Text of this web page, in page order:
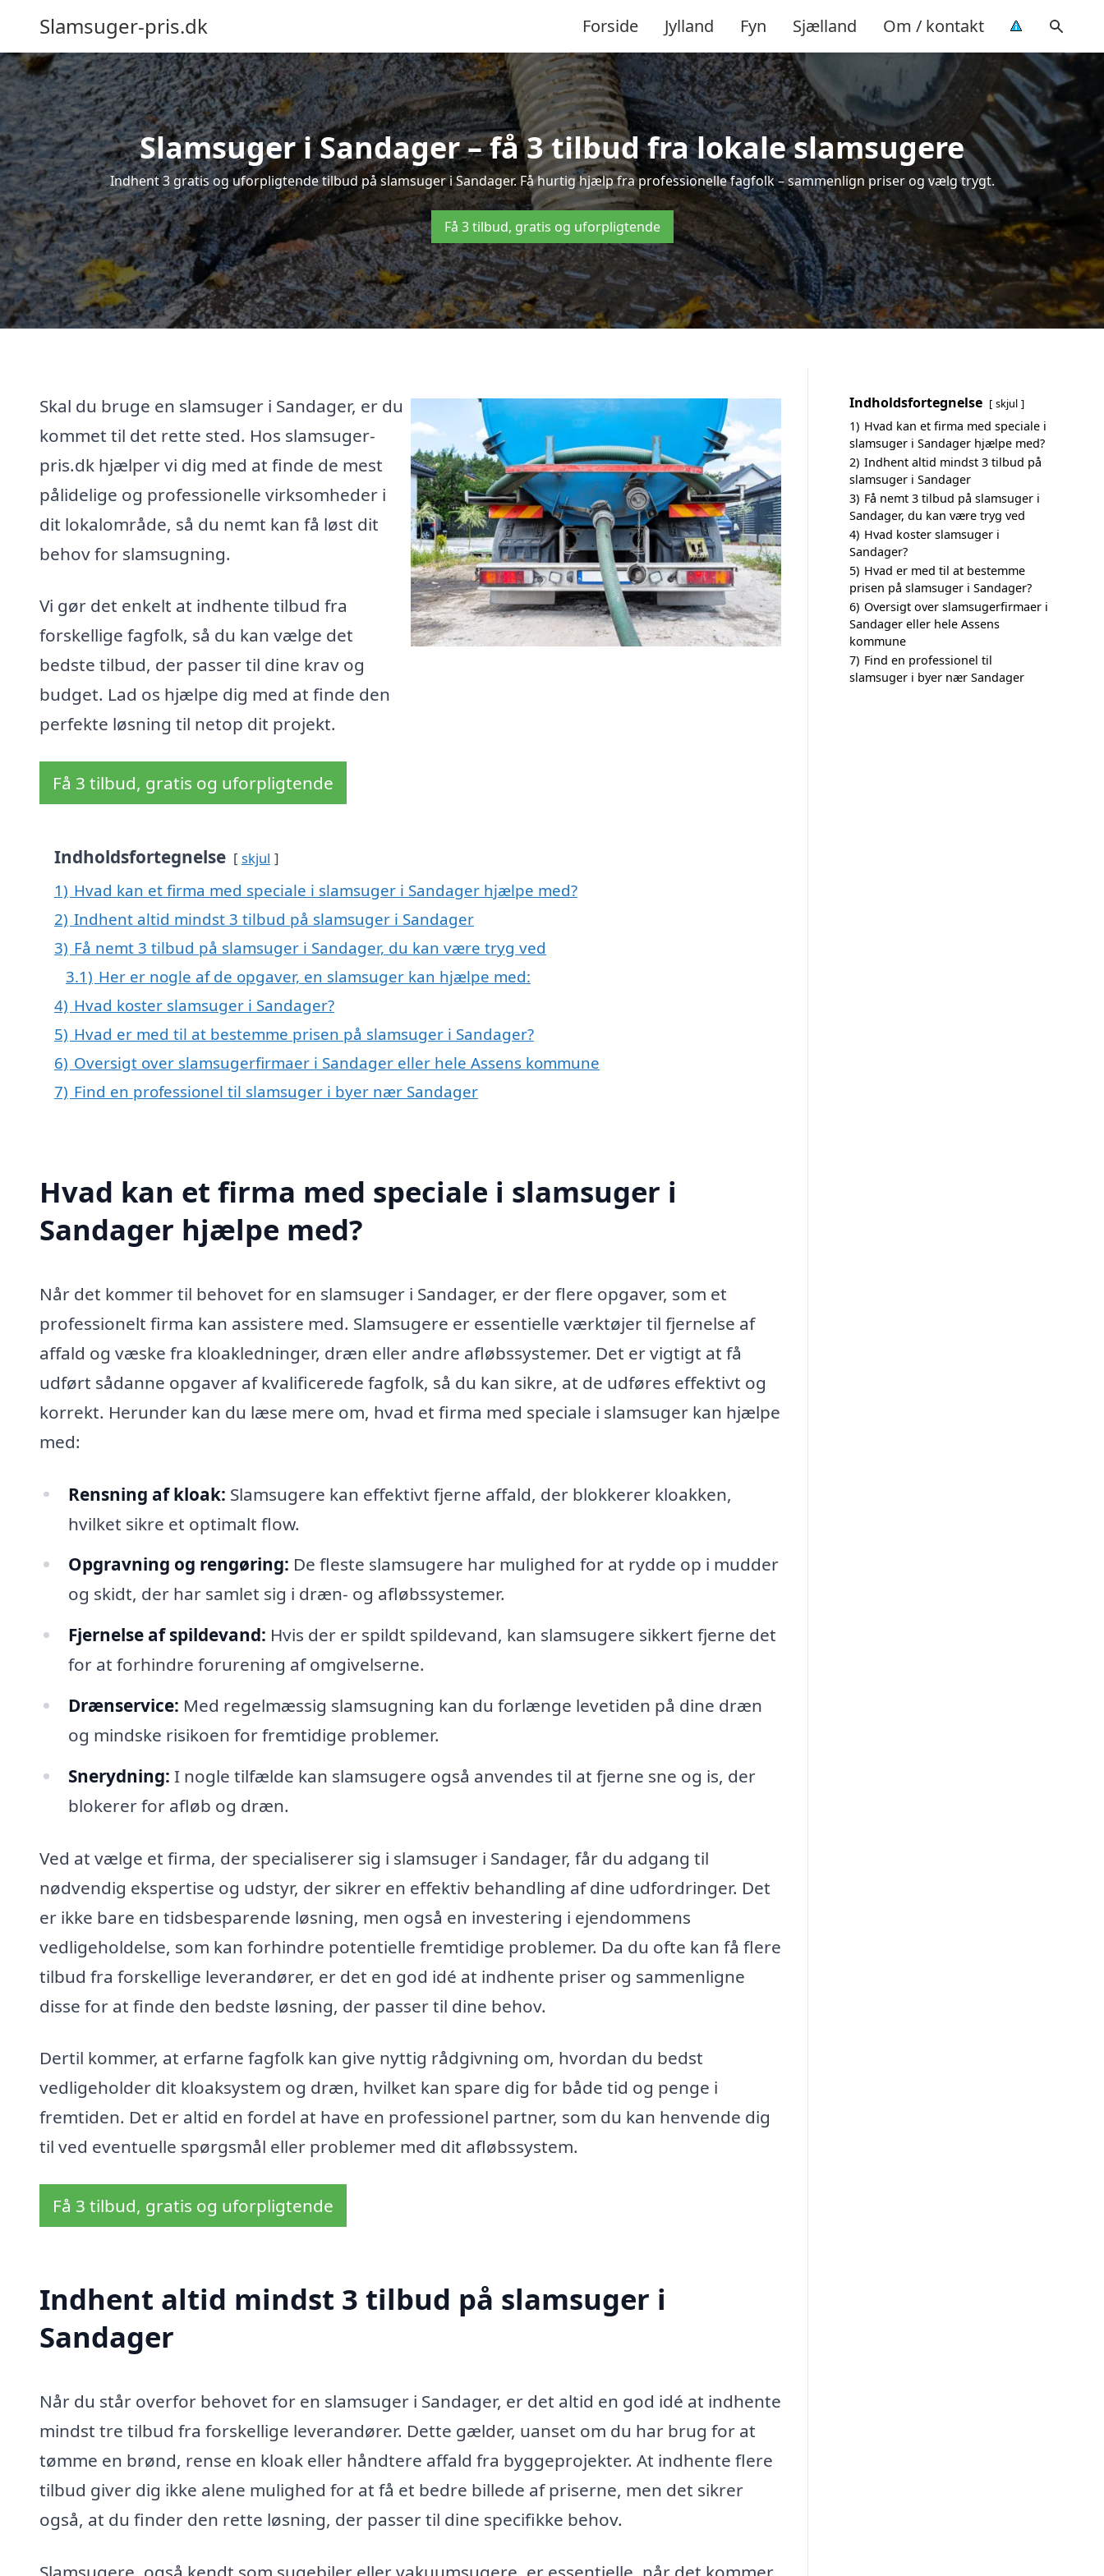
Slamsuger-pris.dk Forside Jylland Fyn Sjælland Om / kontakt
Slamsuger i Sandager – få 3 tilbud fra lokale slamsugere
Indhent 3 gratis og uforpligtende tilbud på slamsuger i Sandager. Få hurtig hjælp fra professionelle fagfolk – sammenlign priser og vælg trygt.
Få 3 tilbud, gratis og uforpligtende
Skal du bruge en slamsuger i Sandager, er du
kommet til det rette sted. Hos slamsuger-
pris.dk hjælper vi dig med at finde de mest
pålidelige og professionelle virksomheder i
dit lokalområde, så du nemt kan få løst dit
behov for slamsugning.
Vi gør det enkelt at indhente tilbud fra
forskellige fagfolk, så du kan vælge det
bedste tilbud, der passer til dine krav og
budget. Lad os hjælpe dig med at finde den
perfekte løsning til netop dit projekt.
Få 3 tilbud, gratis og uforpligtende
Indholdsfortegnelse skjul
1) Hvad kan et firma med speciale i slamsuger i Sandager hjælpe med?
2) Indhent altid mindst 3 tilbud på slamsuger i Sandager
3) Få nemt 3 tilbud på slamsuger i Sandager, du kan være tryg ved
3.1) Her er nogle af de opgaver, en slamsuger kan hjælpe med:
4) Hvad koster slamsuger i Sandager?
5) Hvad er med til at bestemme prisen på slamsuger i Sandager?
6) Oversigt over slamsugerfirmaer i Sandager eller hele Assens kommune
7) Find en professionel til slamsuger i byer nær Sandager
Hvad kan et firma med speciale i slamsuger i
Sandager hjælpe med?
Når det kommer til behovet for en slamsuger i Sandager, er der flere opgaver, som et
professionelt firma kan assistere med. Slamsugere er essentielle værktøjer til fjernelse af
affald og væske fra kloakledninger, dræn eller andre afløbssystemer. Det er vigtigt at få
udført sådanne opgaver af kvalificerede fagfolk, så du kan sikre, at de udføres effektivt og
korrekt. Herunder kan du læse mere om, hvad et firma med speciale i slamsuger kan hjælpe
med:
Rensning af kloak: Slamsugere kan effektivt fjerne affald, der blokkerer kloakken,
hvilket sikre et optimalt flow.
Opgravning og rengøring: De fleste slamsugere har mulighed for at rydde op i mudder
og skidt, der har samlet sig i dræn- og afløbssystemer.
Fjernelse af spildevand: Hvis der er spildt spildevand, kan slamsugere sikkert fjerne det
for at forhindre forurening af omgivelserne.
Drænservice: Med regelmæssig slamsugning kan du forlænge levetiden på dine dræn
og mindske risikoen for fremtidige problemer.
Snerydning: I nogle tilfælde kan slamsugere også anvendes til at fjerne sne og is, der
blokerer for afløb og dræn.
Ved at vælge et firma, der specialiserer sig i slamsuger i Sandager, får du adgang til
nødvendig ekspertise og udstyr, der sikrer en effektiv behandling af dine udfordringer. Det
er ikke bare en tidsbesparende løsning, men også en investering i ejendommens
vedligeholdelse, som kan forhindre potentielle fremtidige problemer. Da du ofte kan få flere
tilbud fra forskellige leverandører, er det en god idé at indhente priser og sammenligne
disse for at finde den bedste løsning, der passer til dine behov.
Dertil kommer, at erfarne fagfolk kan give nyttig rådgivning om, hvordan du bedst
vedligeholder dit kloaksystem og dræn, hvilket kan spare dig for både tid og penge i
fremtiden. Det er altid en fordel at have en professionel partner, som du kan henvende dig
til ved eventuelle spørgsmål eller problemer med dit afløbssystem.
Få 3 tilbud, gratis og uforpligtende
Indhent altid mindst 3 tilbud på slamsuger i
Sandager
Når du står overfor behovet for en slamsuger i Sandager, er det altid en god idé at indhente
mindst tre tilbud fra forskellige leverandører. Dette gælder, uanset om du har brug for at
tømme en brønd, rense en kloak eller håndtere affald fra byggeprojekter. At indhente flere
tilbud giver dig ikke alene mulighed for at få et bedre billede af priserne, men det sikrer
også, at du finder den rette løsning, der passer til dine specifikke behov.
Indholdsfortegnelse skjul
1) Hvad kan et firma med speciale i
slamsuger i Sandager hjælpe med?
2) Indhent altid mindst 3 tilbud på
slamsuger i Sandager
3) Få nemt 3 tilbud på slamsuger i
Sandager, du kan være tryg ved
4) Hvad koster slamsuger i
Sandager?
5) Hvad er med til at bestemme
prisen på slamsuger i Sandager?
6) Oversigt over slamsugerfirmaer i
Sandager eller hele Assens
kommune
7) Find en professionel til
slamsuger i byer nær Sandager